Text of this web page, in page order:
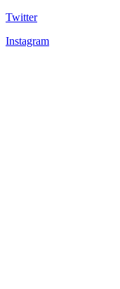
Twitter
Instagram